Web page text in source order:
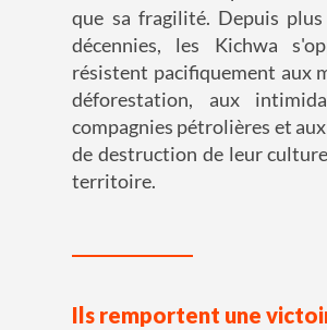
que sa fragilité. Depuis
décennies, les Kichwa
résistent pacifiquement aux
déforestation, aux
compagnies pétrolières et
de destruction de leur
territoire.
Ils remportent une